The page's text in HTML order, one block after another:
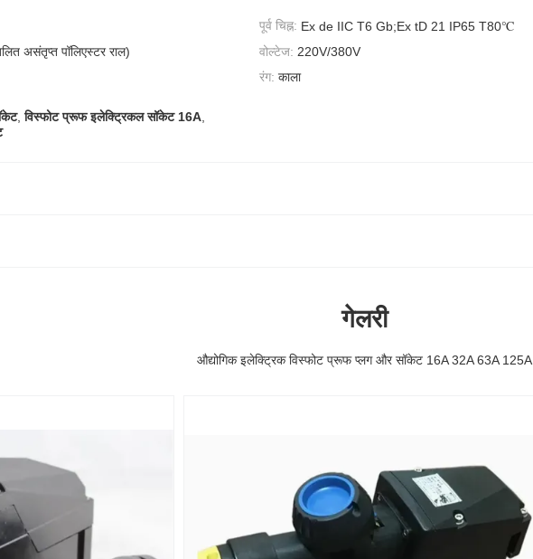
पूर्व चिह्न: Ex de IIC T6 Gb;Ex tD 21 IP65 T80℃
असंतृप्त पॉलिएस्टर राल) वोल्टेज: 220V/380V
रंग: काला
,विस्फोट प्रूफ इलेक्ट्रिकल सॉकेट 16A,
गेलरी
औद्योगिक इलेक्ट्रिक विस्फोट प्रूफ प्लग और सॉकेट 16A 32A 63A 125A